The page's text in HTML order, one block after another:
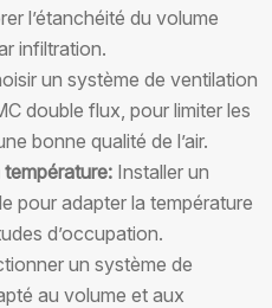
l’étanchéité du volume
infiltration.
un système de ventilation
double flux, pour limiter les
bonne qualité de l’air.
Installer un
pour adapter la température
d’occupation.
un système de
au volume et aux